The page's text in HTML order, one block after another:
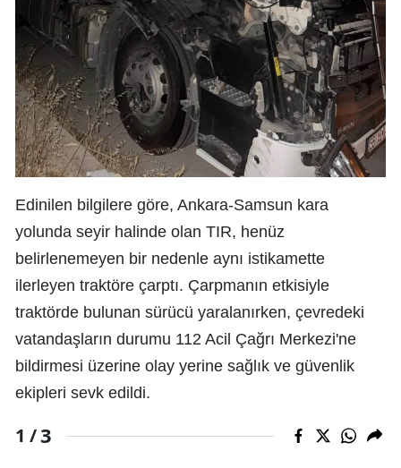
Edinilen bilgilere göre, Ankara-Samsun kara
yolunda seyir halinde olan TIR, henüz
belirlenemeyen bir nedenle aynı istikamette
ilerleyen traktöre çarptı. Çarpmanın etkisiyle
traktörde bulunan sürücü yaralanırken, çevredeki
vatandaşların durumu 112 Acil Çağrı Merkezi'ne
bildirmesi üzerine olay yerine sağlık ve güvenlik
ekipleri sevk edildi.
1 /3